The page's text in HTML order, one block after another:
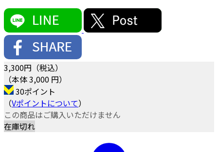
3,300円（税込）
（本体 3,000 円）
30ポイント
（Vポイントについて）
この商品はご購入いただけません
在庫切れ